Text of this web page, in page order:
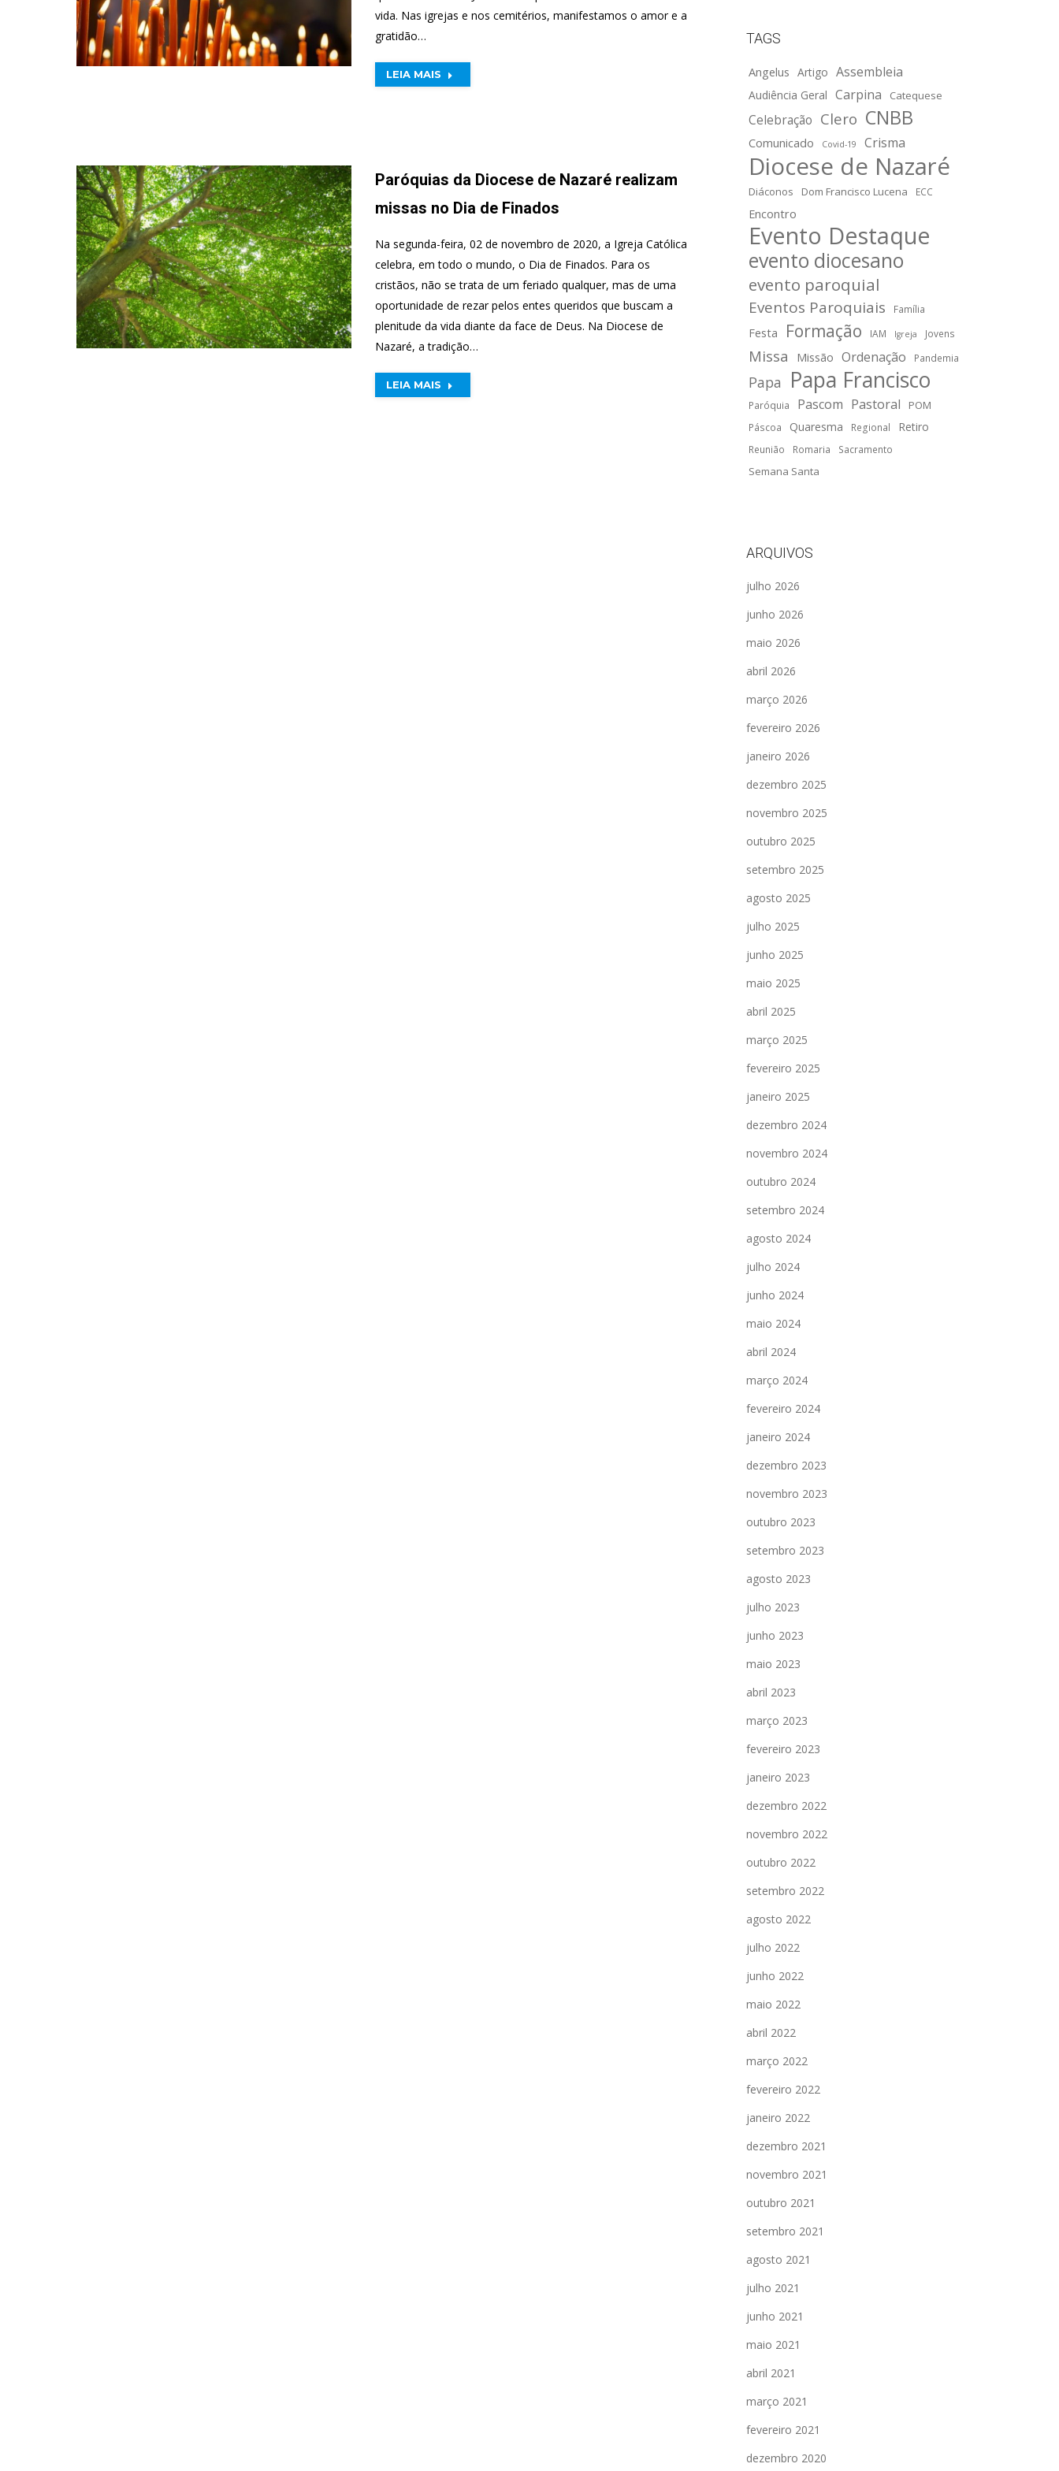
vida. Nas igrejas e nos cemitérios, manifestamos o amor e a
gratidão…
LEIA MAIS
Paróquias da Diocese de Nazaré realizam
missas no Dia de Finados
Na segunda-feira, 02 de novembro de 2020, a Igreja Católica
celebra, em todo o mundo, o Dia de Finados. Para os
cristãos, não se trata de um feriado qualquer, mas de uma
oportunidade de rezar pelos entes queridos que buscam a
plenitude da vida diante da face de Deus. Na Diocese de
Nazaré, a tradição…
LEIA MAIS
TAGS
Angelus Artigo Assembleia
Audiência Geral Carpina Catequese
Celebração Clero CNBB
Comunicado Covid-19 Crisma
Diocese de Nazaré
Diáconos Dom Francisco Lucena ECC
Encontro
Evento Destaque
evento diocesano
evento paroquial
Eventos Paroquiais Família
Festa Formação IAM Igreja Jovens
Missa Missão Ordenação Pandemia
Papa Papa Francisco
Paróquia Pascom Pastoral POM
Páscoa Quaresma Regional Retiro
Reunião Romaria Sacramento
Semana Santa
ARQUIVOS
julho 2026
junho 2026
maio 2026
abril 2026
março 2026
fevereiro 2026
janeiro 2026
dezembro 2025
novembro 2025
outubro 2025
setembro 2025
agosto 2025
julho 2025
junho 2025
maio 2025
abril 2025
março 2025
fevereiro 2025
janeiro 2025
dezembro 2024
novembro 2024
outubro 2024
setembro 2024
agosto 2024
julho 2024
junho 2024
maio 2024
abril 2024
março 2024
fevereiro 2024
janeiro 2024
dezembro 2023
novembro 2023
outubro 2023
setembro 2023
agosto 2023
julho 2023
junho 2023
maio 2023
abril 2023
março 2023
fevereiro 2023
janeiro 2023
dezembro 2022
novembro 2022
outubro 2022
setembro 2022
agosto 2022
julho 2022
junho 2022
maio 2022
abril 2022
março 2022
fevereiro 2022
janeiro 2022
dezembro 2021
novembro 2021
outubro 2021
setembro 2021
agosto 2021
julho 2021
junho 2021
maio 2021
abril 2021
março 2021
fevereiro 2021
dezembro 2020